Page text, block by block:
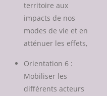
territoire aux
impacts de nos
modes de vie et en
atténuer les effets,
Orientation 6 :
Mobiliser les
différents acteurs